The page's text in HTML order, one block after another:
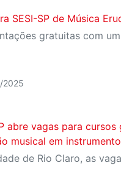
SESI-SP de Música
abre vagas para
musical em